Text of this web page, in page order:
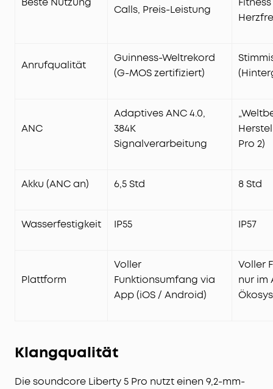
Calls, Preis-Leistung
Anrufqualität
Guinness-Weltrekord
(G-MOS zertifiziert)
ANC
Adaptives ANC 4.0,
384K
Signalverarbeitung
Pro 2)
Akku (ANC an) 6,5 Std 8 Std
Wasserfestigkeit IP55 IP57
Plattform
Voller
Funktionsumfang via
App (iOS / Android)
Voller
nur im
Klangqualität
Die soundcore Liberty 5 Pro nutzt einen 9,2-mm-